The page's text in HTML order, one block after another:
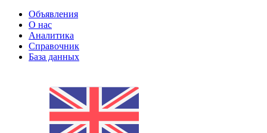
Объявления
О нас
Аналитика
Справочник
База данных